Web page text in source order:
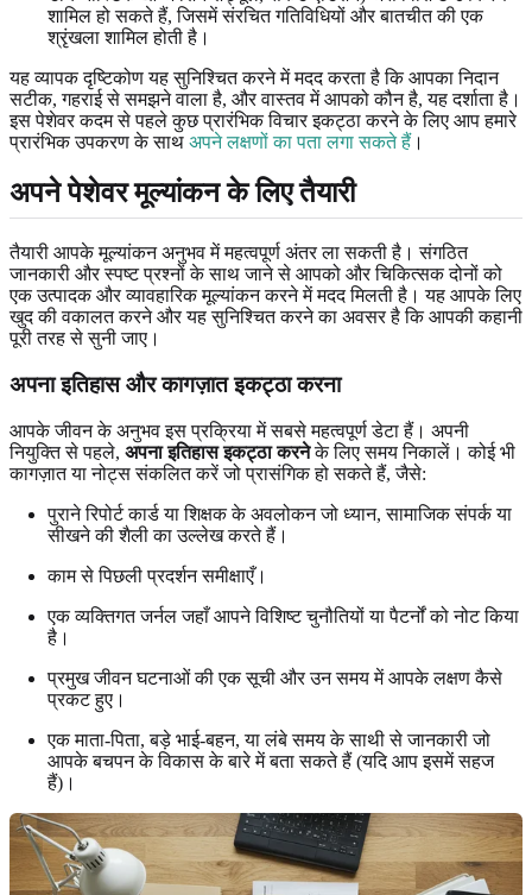
शामिल हो सकते हैं, जिसमें संरचित गतिविधियों और बातचीत की एक
श्रृंखला शामिल होती है।
यह व्यापक दृष्टिकोण यह सुनिश्चित करने में मदद करता है कि आपका निदान
सटीक, गहराई से समझने वाला है, और वास्तव में आपको कौन है, यह दर्शाता है।
इस पेशेवर कदम से पहले कुछ प्रारंभिक विचार इकट्ठा करने के लिए आप हमारे
प्रारंभिक उपकरण के साथ अपने लक्षणों का पता लगा सकते हैं ।
अपने पेशेवर मूल्यांकन के लिए तैयारी
तैयारी आपके मूल्यांकन अनुभव में महत्वपूर्ण अंतर ला सकती है। संगठित
जानकारी और स्पष्ट प्रश्नों के साथ जाने से आपको और चिकित्सक दोनों को
एक उत्पादक और व्यावहारिक मूल्यांकन करने में मदद मिलती है। यह आपके लिए
खुद की वकालत करने और यह सुनिश्चित करने का अवसर है कि आपकी कहानी
पूरी तरह से सुनी जाए।
अपना इतिहास और कागज़ात इकट्ठा करना
आपके जीवन के अनुभव इस प्रक्रिया में सबसे महत्वपूर्ण डेटा हैं। अपनी
नियुक्ति से पहले, अपना इतिहास इकट्ठा करनेके लिए समय निकालें। कोई भी
कागज़ात या नोट्स संकलित करें जो प्रासंगिक हो सकते हैं, जैसे:
पुराने रिपोर्ट कार्ड या शिक्षक के अवलोकन जो ध्यान, सामाजिक संपर्क या
सीखने की शैली का उल्लेख करते हैं।
काम से पिछली प्रदर्शन समीक्षाएँ।
एक व्यक्तिगत जर्नल जहाँ आपने विशिष्ट चुनौतियों या पैटर्नों को नोट किया
है।
प्रमुख जीवन घटनाओं की एक सूची और उन समय में आपके लक्षण कैसे
प्रकट हुए।
एक माता-पिता, बड़े भाई-बहन, या लंबे समय के साथी से जानकारी जो
आपके बचपन के विकास के बारे में बता सकते हैं (यदि आप इसमें सहज
हैं)।